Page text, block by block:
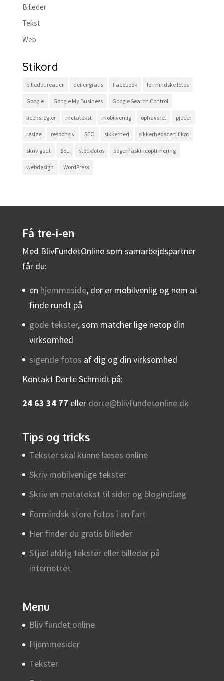
Billeder
Tekst
Web
Stikord
billedbureauer det er gratis Facebook formindske fotos
Google Google My Business Google Search Control
licensregler metatekst mobilvenlig ophavsret pjecer
resize responsiv SEO sikkerhed sikkerhedscertifikat
skriv godt SSL stockfotos søgemaskineoptimering
webdesign WordPress
Få tre-i-en
Med BlivFundetOnline som samarbejdspartner
får du:
en hjemmeside, der er mobilvenlig og nem at
finde rundt på
gode tekster, som matcher lige netop din
virksomhed
sigende fotos af dig og din virksomhed
Kontakt Dorte Schmidt på:
24 63 34 77 eller dorte@blivfundetonline.dk
Tips og tricks
Tekster skal kunne læses online
Skriv mobilvenlige tekster
Skriv en metatekst til sider og blogindlæg
Formindsk store fotos i en fart
Her finder du gratis billeder
Stjæl aldrig tekster eller billeder på
internettet
Menu
Bliv fundet online
Hjemmesider
Tekster